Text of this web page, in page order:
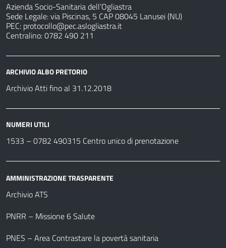
Azienda Socio-Sanitaria dell’Ogliastra
Sede Legale: via Piscinas, 5 CAP 08045 Lanusei (NU)
PEC: protocollo@pec.aslogliastra.it
Centralino: 0782 490 211
ARCHIVIO ALBO PRETORIO
Archivio Atti fino al 31.12.2018
NUMERI UTILI
1533 – 0782 490315 Centro unico di prenotazione
AMMINISTRAZIONE TRASPARENTE
Archivio ATS
PNRR – Missione 6 Salute
PNES – Area Contrastare la povertà sanitaria